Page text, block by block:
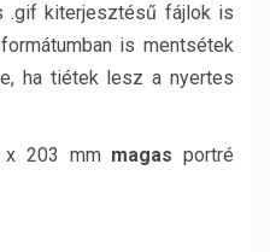
.gif kiterjesztésű fájlok is
is mentsétek
ha tiétek lesz a nyertes
x 203 mm magas portré